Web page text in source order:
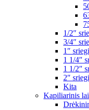
1/2″
3/4″
1″
1 1/4″
1 1/2″
2″
Kita
Kapiliarinis